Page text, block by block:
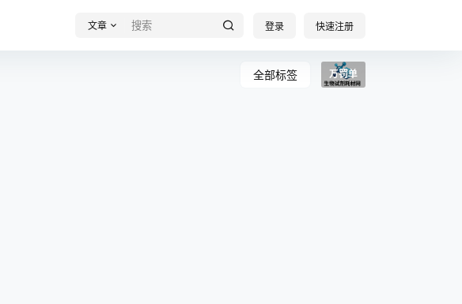
文章 登录 快速注册
全部标签 万罚单